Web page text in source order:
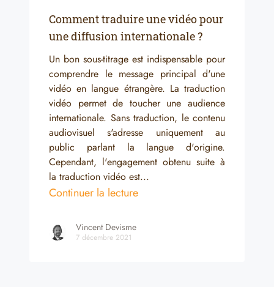
Comment traduire une vidéo pour
une diffusion internationale ?
Un bon sous-titrage est indispensable pour
comprendre le message principal d'une
vidéo en langue étrangère. La traduction
vidéo permet de toucher une audience
internationale. Sans traduction, le contenu
audiovisuel s'adresse uniquement au
public parlant la langue d'origine.
Cependant, l'engagement obtenu suite à
la traduction vidéo est...
Continuer la lecture
Vincent Devisme
7 décembre 2021